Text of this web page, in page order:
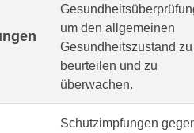
um den allgemeinen
Gesundheitszustand zu
beurteilen und zu
überwachen.
Schutzimpfungen